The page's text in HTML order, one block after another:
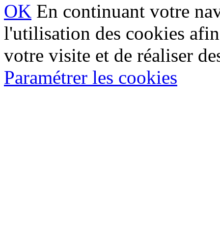
OK En continuant votre
l'utilisation des cookies
votre visite et de réaliser
Paramétrer les cookies